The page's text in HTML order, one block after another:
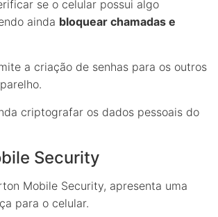
se o celular possui algo
ainda bloquear chamadas e
a criação de senhas para os outros
criptografar os dados pessoais do
Security
Mobile Security, apresenta uma
para o celular.